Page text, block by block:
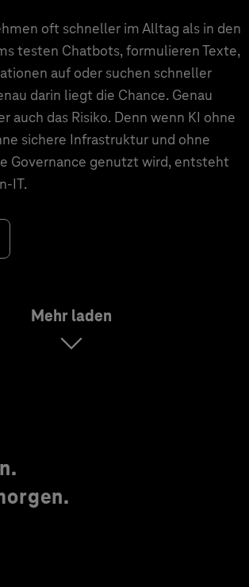
oft schneller im Alltag als in den
testen Chatbots, formulieren Texte,
auf oder suchen schneller
darin liegt die Chance. Genau
auch das Risiko. Denn wenn KI ohne
sichere Infrastruktur und ohne
Governance genutzt wird, entsteht
IT.
Mehr laden